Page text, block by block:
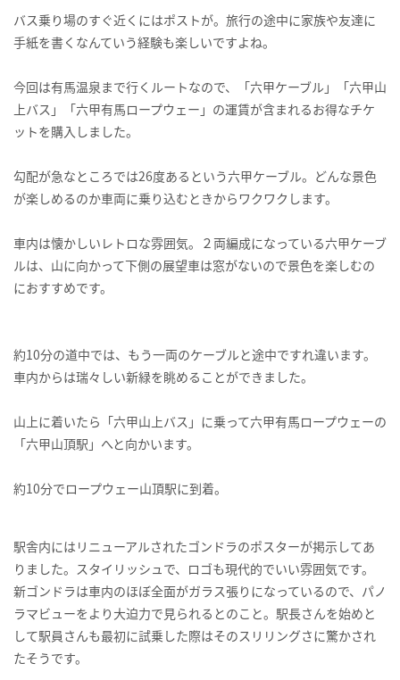
バス乗り場のすぐ近くにはポストが。旅行の途中に家族や友達に
手紙を書くなんていう経験も楽しいですよね。
今回は有馬温泉まで行くルートなので、「六甲ケーブル」「六甲山
上バス」「六甲有馬ロープウェー」の運賃が含まれるお得なチケ
ットを購入しました。
勾配が急なところでは26度あるという六甲ケーブル。どんな景色
が楽しめるのか車両に乗り込むときからワクワクします。
車内は懐かしいレトロな雰囲気。２両編成になっている六甲ケーブ
ルは、山に向かって下側の展望車は窓がないので景色を楽しむの
におすすめです。
約10分の道中では、もう一両のケーブルと途中ですれ違います。
車内からは瑞々しい新緑を眺めることができました。
山上に着いたら「六甲山上バス」に乗って六甲有馬ロープウェーの
「六甲山頂駅」へと向かいます。
約10分でロープウェー山頂駅に到着。
駅舎内にはリニューアルされたゴンドラのポスターが掲示してあ
りました。スタイリッシュで、ロゴも現代的でいい雰囲気です。
新ゴンドラは車内のほぼ全面がガラス張りになっているので、パノ
ラマビューをより大迫力で見られるとのこと。駅長さんを始めと
して駅員さんも最初に試乗した際はそのスリリングさに驚かされ
たそうです。